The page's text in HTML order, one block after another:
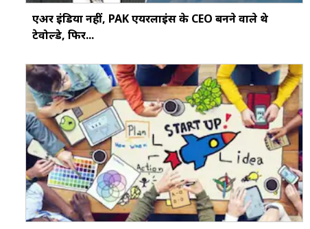
एअर इंडिया नहीं, PAK एयरलाइंस के CEO बनने वाले थे
टेवोल्डे, फिर...